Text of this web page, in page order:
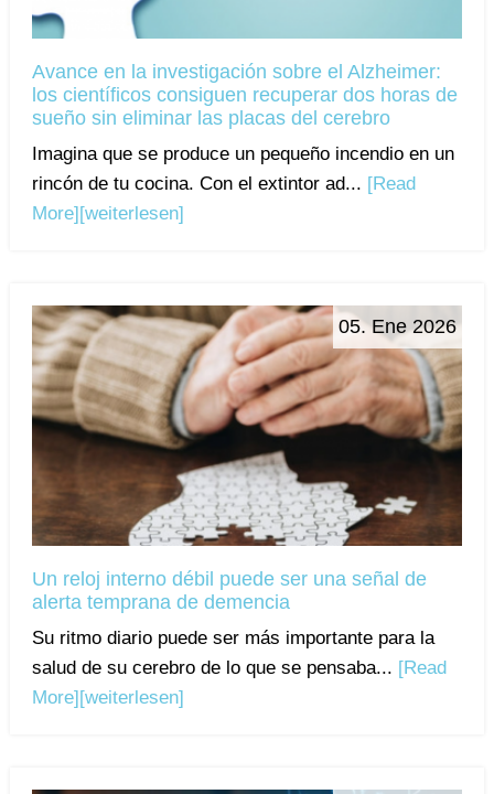
Avance en la investigación sobre el Alzheimer:
los científicos consiguen recuperar dos horas de
sueño sin eliminar las placas del cerebro
Imagina que se produce un pequeño incendio en un
rincón de tu cocina. Con el extintor ad... [Read
More] [weiterlesen]
05. Ene 2026
Un reloj interno débil puede ser una señal de
alerta temprana de demencia
Su ritmo diario puede ser más importante para la
salud de su cerebro de lo que se pensaba... [Read
More] [weiterlesen]